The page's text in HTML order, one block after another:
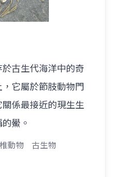
古生代海洋中的奇
它屬於節肢動物門
係最接近的現生生
鱟。
動物 古生物